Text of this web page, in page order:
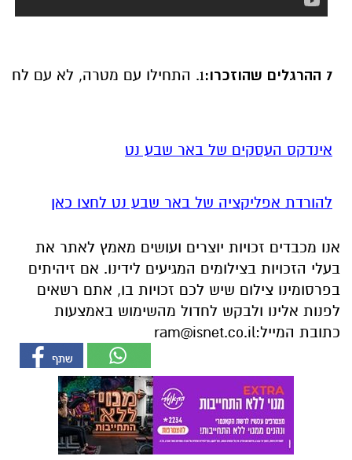
7 ההרגלים שהוזכרו: 1. התחילו עם מטרה, לא עם לחץ:התחילו את היום שלכם בהתאמת המטרה שלכם ולא עם הלחץ החיצוני של מה שצריך לעשות.2. דברו אמונה על פני פחד:בחרו לדבר מילות אמונה ואמונה, במקום להיכנע לפחד, כדי לבנות חשיבה חיובית.3. שלטו בבקרים שלכם:קחו שליטה על הבקרים שלכם כדי לקבוע את הטון לכל היום וטפחו משמעת מחשבתית.4. שמרו על משמעת על פני מוטיבציה:טפחו משמעת, שהיא נוהג עקבי, במקום להסתמך על מוטיבציה חולפת שתניע את פעולותיכם.5. בטלו תירוצים יומיומיים:זהו ובטלו באופן פעיל תירוצים המונעים מכם להתקדם ולהשיג את מטרותיכם.6. הגנו על האנרגיה והמיקוד שלכם:היו מודעים לאנרגיה ולמיקוד שלכם, הגנו עליהם מפני הסחות דעת וכל דבר שמרוקן אותם.7. הרהור, איפוס וחזרה:סיימו את היום שלכם בהרהור כדי ללמוד מהחוויות שלכם, ולאחר מכן איפוס וחזרו על הרגלים אלה למחרת.
אינדקס העסקים של באר שבע נט
להורדת אפליקציה של באר שבע נט לחצו כאן
אנו מכבדים זכויות יוצרים ועושים מאמץ לאתר את
בעלי הזכויות בצילומים המגיעים לידינו. אם זיהיתים
בפרסומינו צילום שיש לכם זכויות בו, אתם רשאים
לפנות אלינו ולבקש לחדול מהשימוש באמצעות
כתובת המייל:ram@isnet.co.il